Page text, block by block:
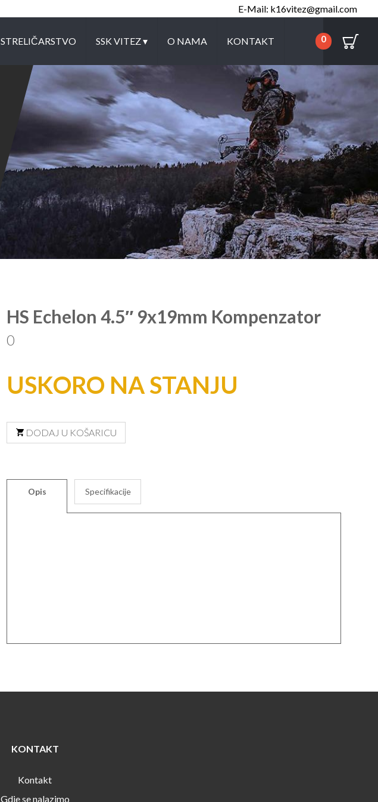
E-Mail: k16vitez@gmail.com
0
STRELIČARSTVO SSK VITEZ▾ O NAMA KONTAKT
HS Echelon 4.5″ 9x19mm Kompenzator
0
USKORO NA STANJU
DODAJ U KOŠARICU
Opis Specifikacije
KONTAKT
Kontakt
Gdje se nalazimo